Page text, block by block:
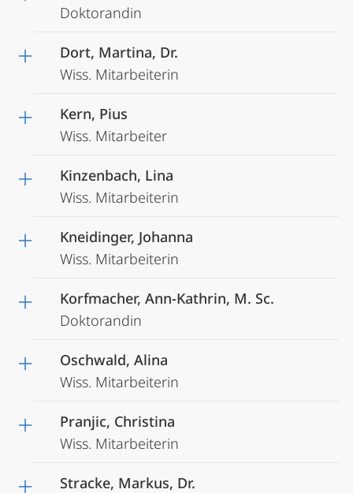
Doktorandin
Dort, Martina, Dr.
Wiss. Mitarbeiterin
Kern, Pius
Wiss. Mitarbeiter
Kinzenbach, Lina
Wiss. Mitarbeiterin
Kneidinger, Johanna
Wiss. Mitarbeiterin
Korfmacher, Ann-Kathrin, M. Sc.
Doktorandin
Oschwald, Alina
Wiss. Mitarbeiterin
Pranjic, Christina
Wiss. Mitarbeiterin
Stracke, Markus, Dr.